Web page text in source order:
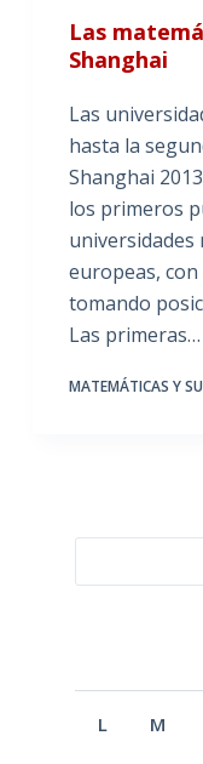
Las
Shanghai
Las
hasta la
Shanghai
los primeros
universidades
europeas,
tomando
Las primeras…
MATEMÁTICAS Y
L M